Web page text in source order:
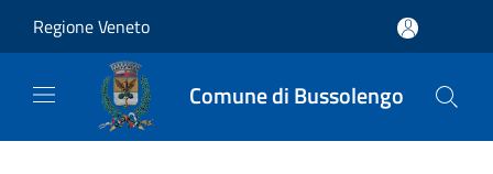
Regione Veneto
Comune di Bussolengo